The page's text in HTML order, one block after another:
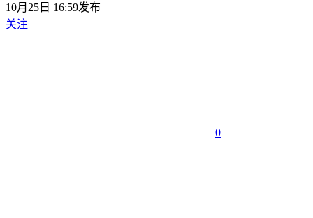
10月25日 16:59发布
关注
0